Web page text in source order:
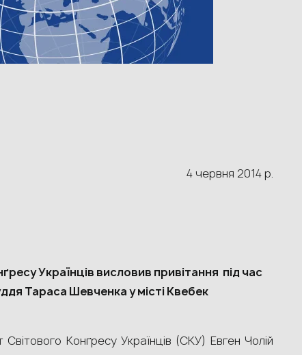
4 червня 2014 р.
Українців висловив привітання під час
Тараса Шевченка у місті Квебек
Конґресу Українців (СКУ) Евген Чолій